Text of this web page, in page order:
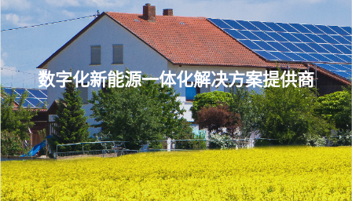
数字化新能源一体化解决方案提供商